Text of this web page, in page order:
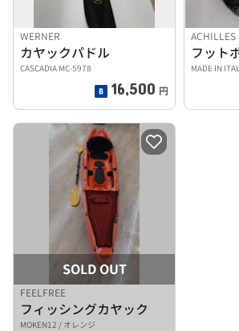
WERNER
カヤックパドル
CASCADIA MC-5978
16,500 円
ACHILLES
フット
MADE IN
SOLD OUT
FEELFREE
フィッシングカヤック
MOKEN12 / オレンジ